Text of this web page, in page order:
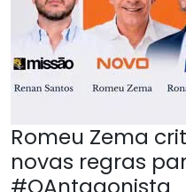
Romeu Zema
novas regras